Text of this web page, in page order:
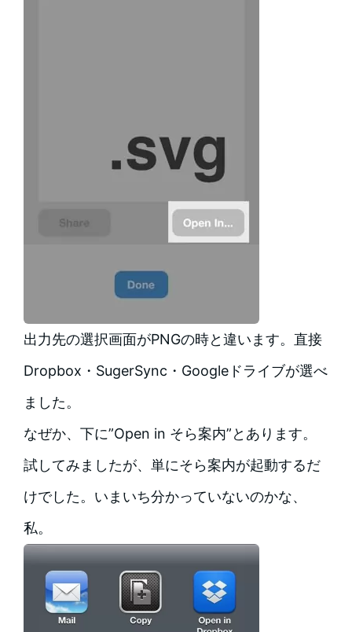
出力先の選択画面がPNGの時と違います。直接
Dropbox・SugerSync・Googleドライブが選べ
ました。
なぜか、下に”Open in そら案内”とあります。
試してみましたが、単にそら案内が起動するだ
けでした。いまいち分かっていないのかな、
私。